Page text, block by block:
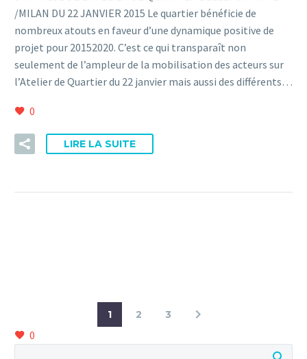
/MILAN DU 22 JANVIER 2015 Le quartier bénéficie de
nombreux atouts en faveur d’une dynamique positive de
projet pour 20152020. C’est ce qui transparaît non
seulement de l’ampleur de la mobilisation des acteurs sur
l’Atelier de Quartier du 22 janvier mais aussi des différents…
0
LIRE LA SUITE
1 2 3
0